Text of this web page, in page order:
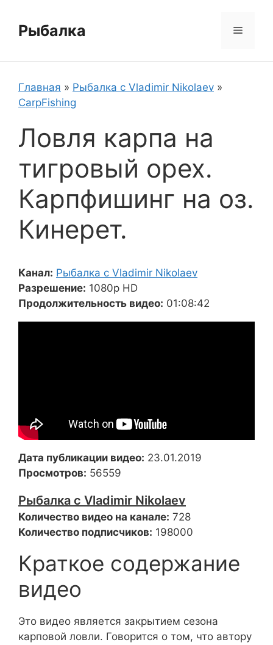
содержимому
Рыбалка Меню
Главная » Рыбалка с Vladimir Nikolaev »
CarpFishing
Ловля карпа на
тигровый орех.
Карпфишинг на оз.
Кинерет.
Канал: Рыбалка с Vladimir Nikolaev
Разрешение: 1080p HD
Продолжительность видео: 01:08:42
Дата публикации видео: 23.01.2019
Просмотров: 56559
Рыбалка с Vladimir Nikolaev
Количество видео на канале: 728
Количество подписчиков: 198000
Краткое содержание
видео
Это видео является закрытием сезона
карповой ловли. Говорится о том, что автору